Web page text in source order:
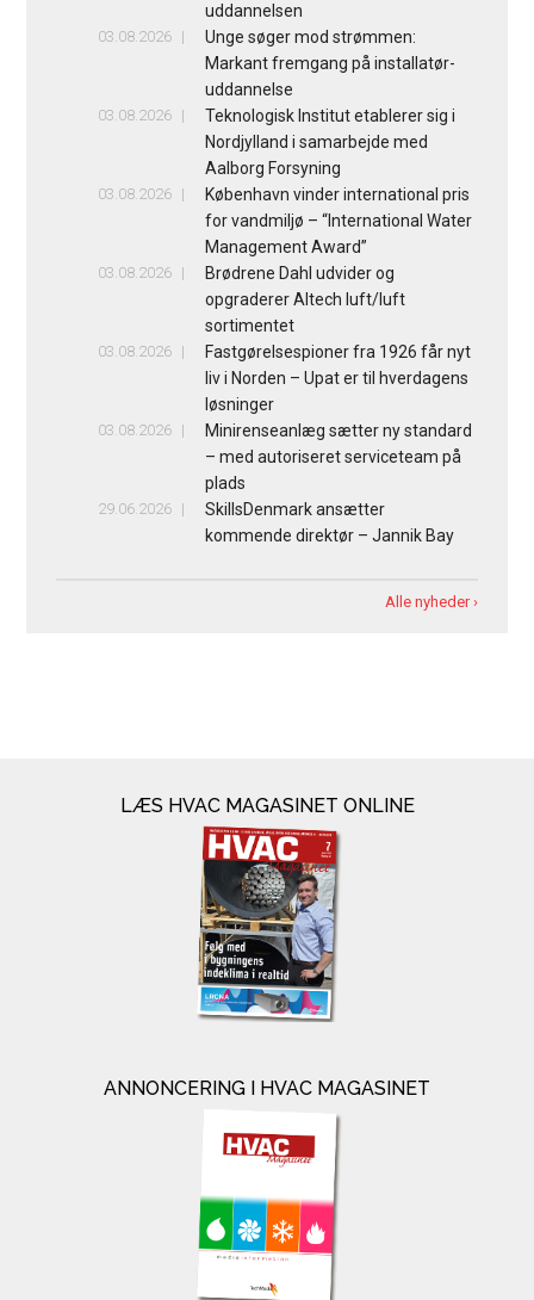
uddannelsen
03.08.2026
Unge søger mod strømmen:
Markant fremgang på installatør-
uddannelse
03.08.2026
Teknologisk Institut etablerer sig i
Nordjylland i samarbejde med
Aalborg Forsyning
03.08.2026
København vinder international pris
for vandmiljø – “International Water
Management Award”
03.08.2026
Brødrene Dahl udvider og
opgraderer Altech luft/luft
sortimentet
03.08.2026
Fastgørelsespioner fra 1926 får nyt
liv i Norden – Upat er til hverdagens
løsninger
03.08.2026
Minirenseanlæg sætter ny standard
– med autoriseret serviceteam på
plads
29.06.2026
SkillsDenmark ansætter
kommende direktør – Jannik Bay
Alle nyheder ›
LÆS HVAC MAGASINET ONLINE
ANNONCERING I HVAC MAGASINET